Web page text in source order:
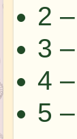
2
3
4
5